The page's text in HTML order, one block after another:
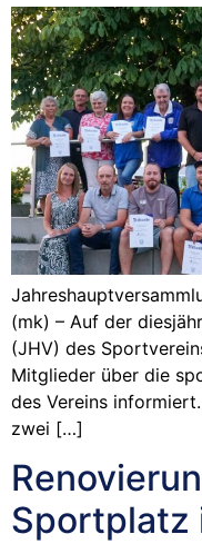
(mk) – Auf der
(JHV) des
Mitglieder über die
des Vereins
zwei […]
Sportplatz